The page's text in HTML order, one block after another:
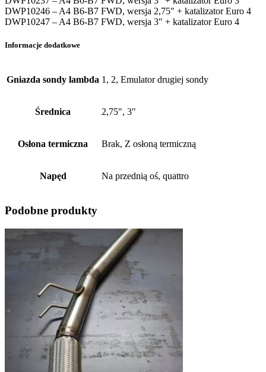
DWP10246 – A4 B6-B7 FWD, wersja 2,75″ + katalizator Euro 4
DWP10247 – A4 B6-B7 FWD, wersja 3″ + katalizator Euro 4
Informacje dodatkowe
Gniazda sondy lambda 1, 2, Emulator drugiej sondy
Średnica 2,75", 3"
Osłona termiczna Brak, Z osłoną termiczną
Napęd Na przednią oś, quattro
Podobne produkty